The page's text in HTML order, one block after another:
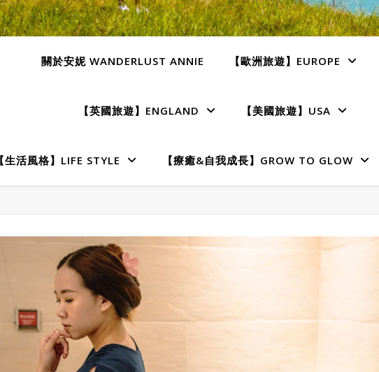
關於安妮 WANDERLUST ANNIE 【歐洲旅遊】EUROPE
【英國旅遊】ENGLAND 【美國旅遊】USA
【生活風格】LIFE STYLE 【療癒&自我成長】GROW TO GLOW